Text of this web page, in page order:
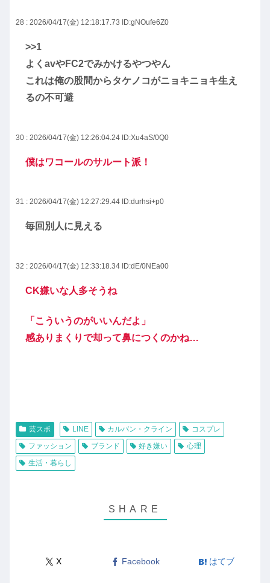
28 : 2026/04/17(金) 12:18:17.73 ID:gNOufe6Z0
>>1
よくavやFC2でみかけるやつやん
これは俺の股間からタケノコがニョキニョキ生え
るの不可避
30 : 2026/04/17(金) 12:26:04.24 ID:Xu4aS/0Q0
僕はワコールのサルート派！
31 : 2026/04/17(金) 12:27:29.44 ID:durhsi+p0
毎回別人に見える
32 : 2026/04/17(金) 12:33:18.34 ID:dE/0NEa00
CK嫌いな人多そうね
「こういうのがいいんだよ」
感ありまくりで却って鼻につくのかね…
芸スポ LINE カルバン・クライン
コスプレ
ファッション
ブランド 好き嫌い
心理
生活・暮らし
X Facebook はてブ